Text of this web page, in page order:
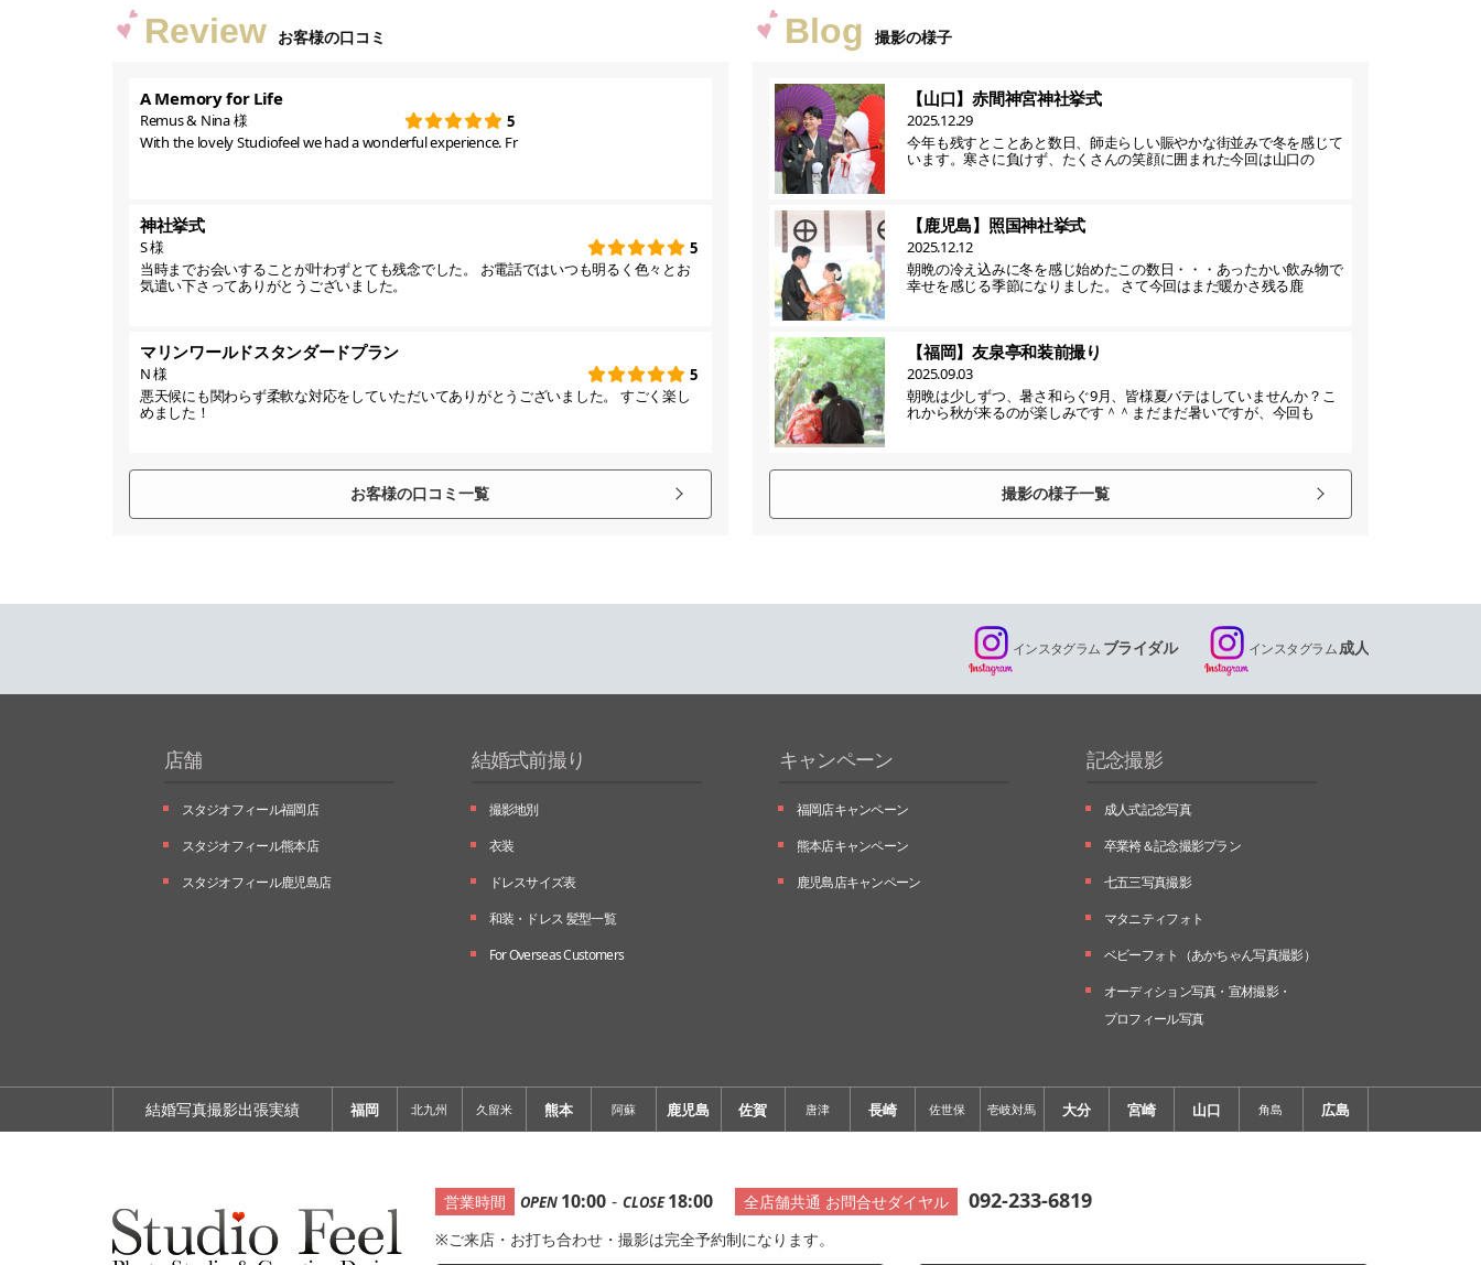
Review お客様の口コミ
A Memory for Life
Remus & Nina 様
5
With the lovely Studiofeel we had a wonderful experience. Fr
神社挙式
S 様
5
当時までお会いすることが叶わずとても残念でした。 お電話ではいつも明るく色々とお
気遣い下さってありがとうございました。
マリンワールドスタンダードプラン
N 様
5
悪天候にも関わらず柔軟な対応をしていただいてありがとうございました。 すごく楽し
めました！
お客様の口コミ一覧
Blog 撮影の様子
【山口】赤間神宮神社挙式
2025.12.29
今年も残すとことあと数日、師走らしい賑やかな街並みで冬を感じて
います。寒さに負けず、たくさんの笑顔に囲まれた今回は山口の
【鹿児島】照国神社挙式
2025.12.12
朝晩の冷え込みに冬を感じ始めたこの数日・・・あったかい飲み物で
幸せを感じる季節になりました。 さて今回はまだ暖かさ残る鹿
【福岡】友泉亭和装前撮り
2025.09.03
朝晩は少しずつ、暑さ和らぐ9月、皆様夏バテはしていませんか？こ
れから秋が来るのが楽しみです＾＾まだまだ暑いですが、今回も
撮影の様子一覧
インスタグラム ブライダル インスタグラム成人
店舗
スタジオフィール福岡店
スタジオフィール熊本店
スタジオフィール鹿児島店
結婚式前撮り
撮影地別
衣装
ドレスサイズ表
和装・ドレス 髪型一覧
For Overseas Customers
キャンペーン
福岡店キャンペーン
熊本店キャンペーン
鹿児島店キャンペーン
記念撮影
成人式記念写真
卒業袴＆記念撮影プラン
七五三写真撮影
マタニティフォト
ベビーフォト （あかちゃん写真撮影）
オーディション写真・ 宣材撮影・
プロフィール写真
結婚写真撮影出張実績 福岡 北九州 久留米 熊本 阿蘇 鹿児島 佐賀 唐津 長崎 佐世保 壱岐対馬 大分 宮崎 山口 角島 広島
営業時間 OPEN 10:00 - CLOSE 18:00 全店舗共通 お問合せダイヤル 092-233-6819
※ご来店・お打ち合わせ・撮影は完全予約制になります。